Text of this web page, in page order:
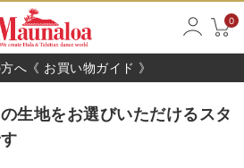
0
へ《 お買い物ガイド 》
生地をお選びいただけるスタ